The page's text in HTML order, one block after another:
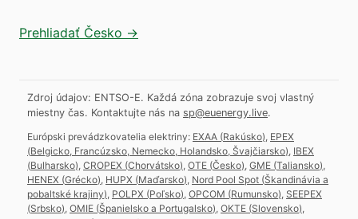
Prehliadať Česko →
Zdroj údajov: ENTSO-E. Každá zóna zobrazuje svoj vlastný
miestny čas. Kontaktujte nás na sp@euenergy.live.
Európski prevádzkovatelia elektriny: EXAA (Rakúsko) EPEX
(Belgicko, Francúzsko, Nemecko, Holandsko, Švajčiarsko) IBEX
(Bulharsko) CROPEX (Chorvátsko) OTE (Česko) GME (Taliansko)
HENEX (Grécko) HUPX (Maďarsko) Nord Pool Spot (Škandinávia a
pobaltské krajiny) POLPX (Poľsko) OPCOM (Rumunsko) SEEPEX
(Srbsko) OMIE (Španielsko a Portugalsko) OKTE (Slovensko)